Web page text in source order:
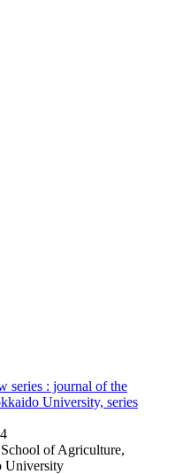
series : journal of the
University, series
of Agriculture,
University